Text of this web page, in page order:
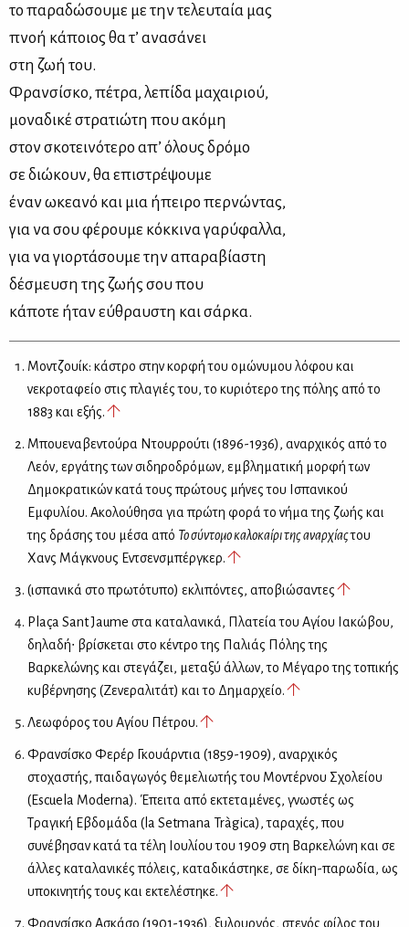
το πα­ρα­δώ­σου­με με την τε­λευ­ταία μας
πνοή κά­ποιος θα τ’ ανα­σά­νει
στη ζωή του.
Φραν­σί­σκο, πέ­τρα, λε­πί­δα μα­χαι­ριού,
μο­να­δι­κέ στρα­τιώ­τη που ακό­μη
στον σκο­τει­νό­τε­ρο απ’ όλους δρό­μο
σε διώ­κουν, θα επι­στρέ­ψου­με
έναν ωκε­α­νό και μια ήπει­ρο περ­νώ­ντας,
για να σου φέ­ρου­με κόκ­κι­να γα­ρύ­φαλ­λα,
για να γιορ­τά­σου­με την απα­ρα­βί­α­στη
δέ­σμευ­ση της ζω­ής σου που
κά­πο­τε ήταν εύ­θραυ­στη και σάρ­κα.
Μοντζουίκ: κάστρο στην κορφή του ομώνυμου λόφου και
νεκροταφείο στις πλαγιές του, το κυριότερο της πόλης από το
1883 και εξής.
Μπουεναβεντούρα Ντουρρούτι (1896-1936), αναρχικός από το
Λεόν, εργάτης των σιδηροδρόμων, εμβληματική μορφή των
Δημοκρατικών κατά τους πρώτους μήνες του Ισπανικού
Εμφυλίου. Ακολούθησα για πρώτη φορά το νήμα της ζωής και
της δράσης του μέσα από Το σύντομο καλοκαίρι της αναρχίαςτου
Χανς Μάγκνους Εντσενσμπέργκερ.
(ισπανικά στο πρωτότυπο) εκλιπόντες, αποβιώσαντες
Plaça Sant Jaume στα καταλανικά, Πλατεία του Αγίου Ιακώβου,
δηλαδή∙ βρίσκεται στο κέντρο της Παλιάς Πόλης της
Βαρκελώνης και στεγάζει, μεταξύ άλλων, το Μέγαρο της τοπικής
κυβέρνησης (Ζενεραλιτάτ) και το Δημαρχείο.
Λεωφόρος του Αγίου Πέτρου.
Φρανσίσκο Φερέρ Γκουάρντια (1859-1909), αναρχικός
στοχαστής, παιδαγωγός θεμελιωτής του Μοντέρνου Σχολείου
(Escuela Moderna). Έπειτα από εκτεταμένες, γνωστές ως
Τραγική Εβδομάδα (la Setmana Tràgica), ταραχές, που
συνέβησαν κατά τα τέλη Ιουλίου του 1909 στη Βαρκελώνη και σε
άλλες καταλανικές πόλεις, καταδικάστηκε, σε δίκη-παρωδία, ως
υποκινητής τους και εκτελέστηκε.
Φρανσίσκο Ασκάσο (1901-1936), ξυλουργός, στενός φίλος του